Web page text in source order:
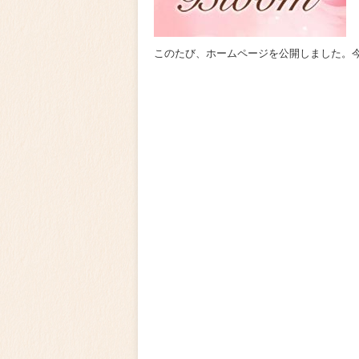
このたび、ホームページを公開しました。